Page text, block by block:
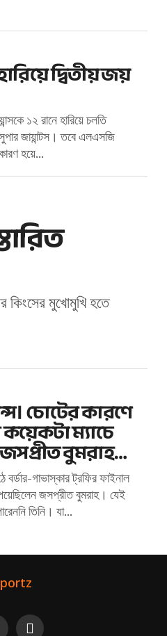
দ্বিতীয় জয়
১২ রানে হারিয়ে চলতি
জায়ান্টস। তবে এলএসজি
হয়ে...
কিংসের মুখোমুখি হতে
চোটের কারণে
ম্যাচে
বুমরাহ…
গাভাস্কার ট্রফির ফাইনাল
জসপ্রীত বুমরাহ। যেই
তিনি। যা...